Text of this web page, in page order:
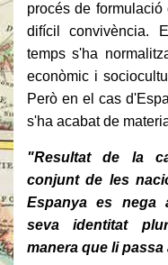
procés de
difícil convivència.
temps s'ha
econòmic i
Però en el cas
s'ha acabat de
"Resultat de la
conjunt de les
Espanya es nega
seva identitat
manera que li passa